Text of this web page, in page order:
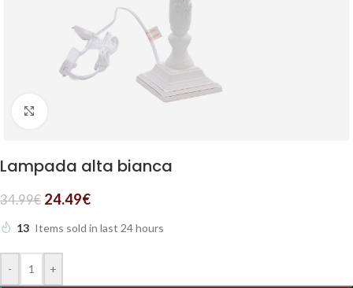
Lampada alta bianca
34.99€ 24.49€
13 Items sold in last 24 hours
- +